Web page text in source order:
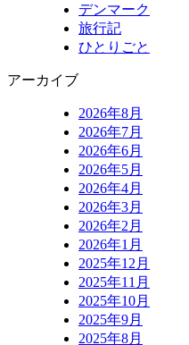
デンマーク
旅行記
ひとりごと
アーカイブ
2026年8月
2026年7月
2026年6月
2026年5月
2026年4月
2026年3月
2026年2月
2026年1月
2025年12月
2025年11月
2025年10月
2025年9月
2025年8月